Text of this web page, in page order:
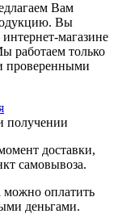
Вам
Вы
магазине
работаем только
проверенными
получении
доставки,
самовывоза.
можно оплатить
деньгами.